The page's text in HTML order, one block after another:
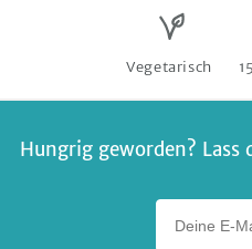
Vegetarisch
Hungrig geworden?